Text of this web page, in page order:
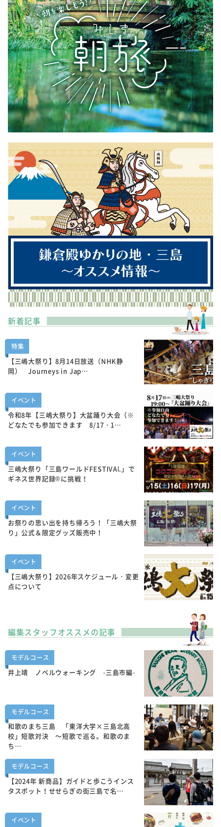
新着記事
特集
【三嶋大祭り】8月14日放送（NHK静
岡） Journeys in Jap…
イベント
令和8年【三嶋大祭り】大盆踊り大会（※
どなたでも参加できます 8/17・1…
イベント
三嶋大祭り「三島ワールドFESTIVAL」で
ギネス世界記録®に挑戦！
イベント
お祭りの思い出を持ち帰ろう！「三嶋大祭
り」公式＆限定グッズ販売中！
イベント
【三嶋大祭り】2026年スケジュール・変更
点について
編集スタッフオススメの記事
モデルコース
井上靖 ノベルウォーキング -三島市編-
モデルコース
和歌のまち三島 「東洋大学×三島北高
校」短歌対決 ～短歌で巡る。和歌のま
ち…
モデルコース
【2024年 新商品】ガイドと歩こうインス
タスポット！せせらぎの街三島で名…
イベント